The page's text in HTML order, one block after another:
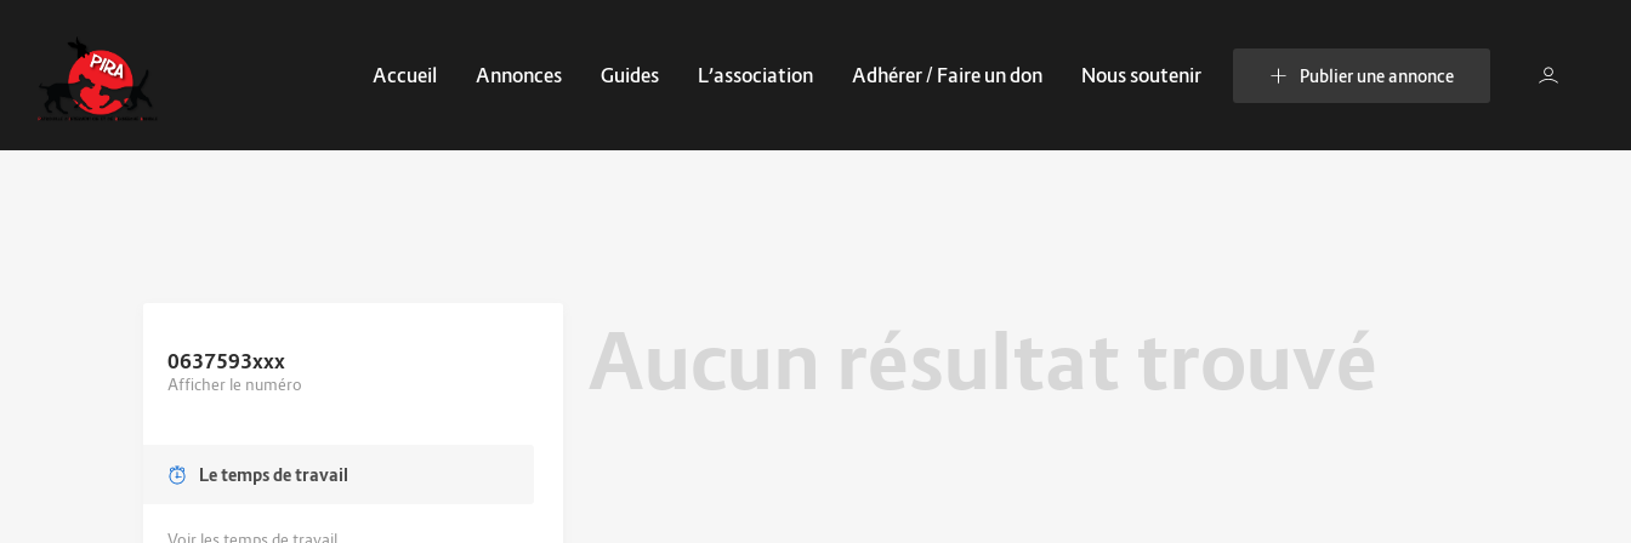
Accueil Annonces Guides L’association Adhérer / Faire un don Nous soutenir Publier une annonce
0637593xxx
Afficher le numéro
Le temps de travail
Aucun résultat trouvé